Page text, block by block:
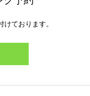
ております。